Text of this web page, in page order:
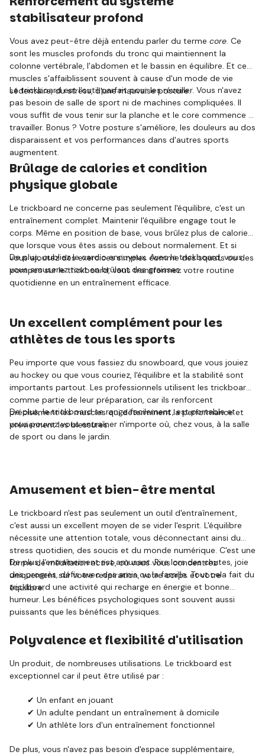
stabilisateur profond
Vous avez peut-être déjà entendu parler du terme core. Ce
sont les muscles profonds du tronc qui maintiennent la
colonne vertébrale, l'abdomen et le bassin en équilibre. Et ces
muscles s'affaiblissent souvent à cause d'un mode de vie
sédentaire, du stress, d'une mauvaise posture.
Le trickboard est l'outil parfait pour les réveiller. Vous n'avez
pas besoin de salle de sport ni de machines compliquées. Il
vous suffit de vous tenir sur la planche et le core commence à
travailler. Bonus ? Votre posture s'améliore, les douleurs au dos
disparaissent et vos performances dans d'autres sports
augmentent.
Brûlage de calories et condition
physique globale
Le trickboard ne concerne pas seulement l'équilibre, c'est un
entraînement complet. Maintenir l'équilibre engage tout le
corps. Même en position de base, vous brûlez plus de calories
que lorsque vous êtes assis ou debout normalement. Et si
vous ajoutez des exercices simples comme des squats ou des
pompes sur le trickboard, vous transformez votre routine
quotidienne en un entraînement efficace.
De plus, oubliez le cardio ennuyeux. Avec le trickboard, vous
vous amuserez tout en brûlant des graisses.
Un excellent complément pour les
athlètes de tous les sports
Peu importe que vous fassiez du snowboard, que vous jouiez
au hockey ou que vous couriez, l'équilibre et la stabilité sont
importants partout. Les professionnels utilisent les trickboards
comme partie de leur préparation, car ils renforcent
précisément les muscles qui déterminent la performance et
préviennent les blessures.
De plus, le trickboard se range facilement, est portable et
vous pouvez vous entraîner n'importe où, chez vous, à la salle
de sport ou dans le jardin.
Amusement et bien-être mental
Le trickboard n'est pas seulement un outil d'entraînement,
c'est aussi un excellent moyen de se vider l'esprit. L'équilibre
nécessite une attention totale, vous déconnectant ainsi du
stress quotidien, des soucis et du monde numérique. C'est une
forme deméditation active, où vous vous concentrez
uniquement sur votre respiration, votre corps et votre
équilibre.
De plus, l'entraînement est amusant. Rire lors des chutes, joie
des progrès, défis avec des amis ou la famille. Tout cela fait du
trickboard une activité qui recharge en énergie et bonne
humeur. Les bénéfices psychologiques sont souvent aussi
puissants que les bénéfices physiques.
Polyvalence et flexibilité d'utilisation
Un produit, de nombreuses utilisations. Le trickboard est
exceptionnel car il peut être utilisé par :
✔ Un enfant en jouant
✔ Un adulte pendant un entraînement à domicile
✔ Un athlète lors d'un entraînement fonctionnel
De plus, vous n'avez pas besoin d'espace supplémentaire,